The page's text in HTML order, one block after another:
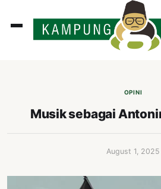
OPINI
Musik sebagai
August 1, 2025